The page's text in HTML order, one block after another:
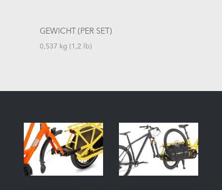
GEWICHT (PER SET)
0,537 kg (1,2 lb)